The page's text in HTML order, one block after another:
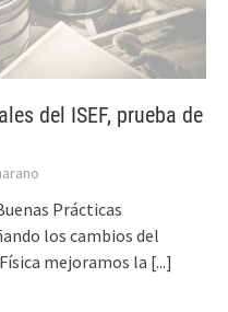
del ISEF, prueba de
Prácticas
los cambios del
mejoramos la [...]